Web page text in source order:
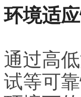
环境适
通过高
试等可